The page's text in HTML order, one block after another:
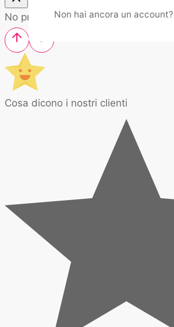
Non hai ancora un account?
No products in the cart.
Cosa dicono i nostri clienti